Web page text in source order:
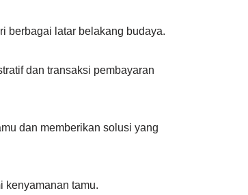
berbagai latar belakang budaya.
dan transaksi pembayaran
dan memberikan solusi yang
kenyamanan tamu.